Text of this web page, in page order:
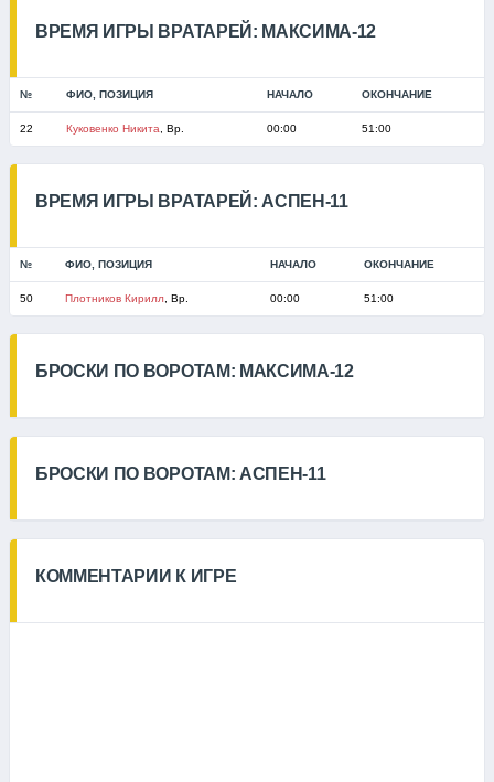
ВРЕМЯ ИГРЫ ВРАТАРЕЙ: МАКСИМА-12
№ ФИО, ПОЗИЦИЯ НАЧАЛО ОКОНЧАНИЕ
22 Куковенко Никита , Вр. 00:00 51:00
ВРЕМЯ ИГРЫ ВРАТАРЕЙ: АСПЕН-11
№ ФИО, ПОЗИЦИЯ НАЧАЛО ОКОНЧАНИЕ
50 Плотников Кирилл, Вр. 00:00 51:00
БРОСКИ ПО ВОРОТАМ: МАКСИМА-12
БРОСКИ ПО ВОРОТАМ: АСПЕН-11
КОММЕНТАРИИ К ИГРЕ